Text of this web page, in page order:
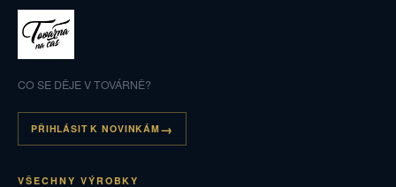
CO SE DĚJE V TOVÁRNĚ?
PŘIHLÁSIT K NOVINKÁM
VŠECHNY VÝROBKY